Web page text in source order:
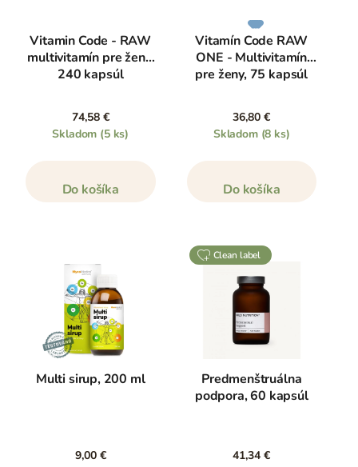
Vitamin Code - RAW
multivitamín pre ženy,
240 kapsúl
74,58 €
Skladom (5 ks)
Do košíka
Vitamín Code RAW
ONE - Multivitamín
pre ženy, 75 kapsúl
36,80 €
Skladom (8 ks)
Do košíka
Multi sirup, 200 ml
9,00 €
clean label
Predmenštruálna
podpora, 60 kapsúl
41,34 €